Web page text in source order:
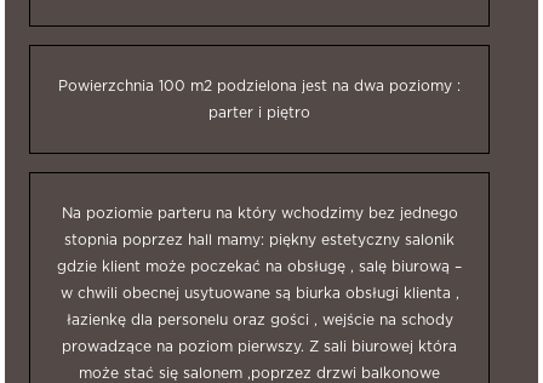
Powierzchnia 100 m2 podzielona jest na dwa poziomy :
parter i piętro
Na poziomie parteru na który wchodzimy bez jednego
stopnia poprzez hall mamy: piękny estetyczny salonik
gdzie klient może poczekać na obsługę , salę biurową –
w chwili obecnej usytuowane są biurka obsługi klienta ,
łazienkę dla personelu oraz gości , wejście na schody
prowadzące na poziom pierwszy. Z sali biurowej która
może stać się salonem ,poprzez drzwi balkonowe